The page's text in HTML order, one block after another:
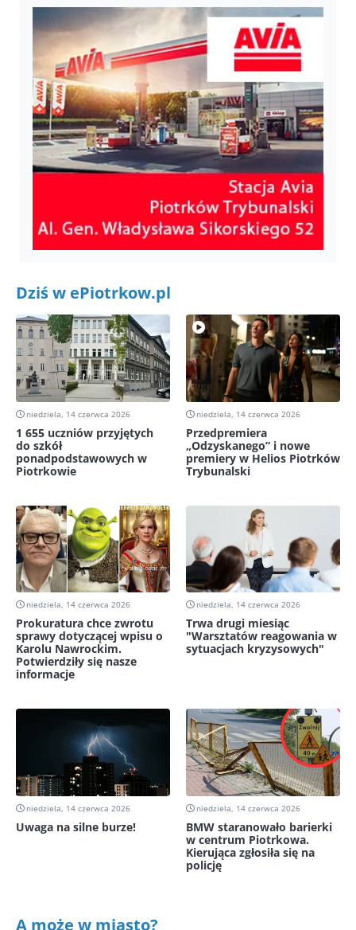
Dziś w ePiotrkow.pl
niedziela, 14 czerwca 2026
1 655 uczniów przyjętych
do szkół
ponadpodstawowych w
Piotrkowie
niedziela, 14 czerwca 2026
Przedpremiera
„Odzyskanego” i nowe
premiery w Helios Piotrków
Trybunalski
niedziela, 14 czerwca 2026
Prokuratura chce zwrotu
sprawy dotyczącej wpisu o
Karolu Nawrockim.
Potwierdziły się nasze
informacje
niedziela, 14 czerwca 2026
Trwa drugi miesiąc
"Warsztatów reagowania w
sytuacjach kryzysowych"
niedziela, 14 czerwca 2026
Uwaga na silne burze!
niedziela, 14 czerwca 2026
BMW staranowało barierki
w centrum Piotrkowa.
Kierująca zgłosiła się na
policję
A może w miasto?